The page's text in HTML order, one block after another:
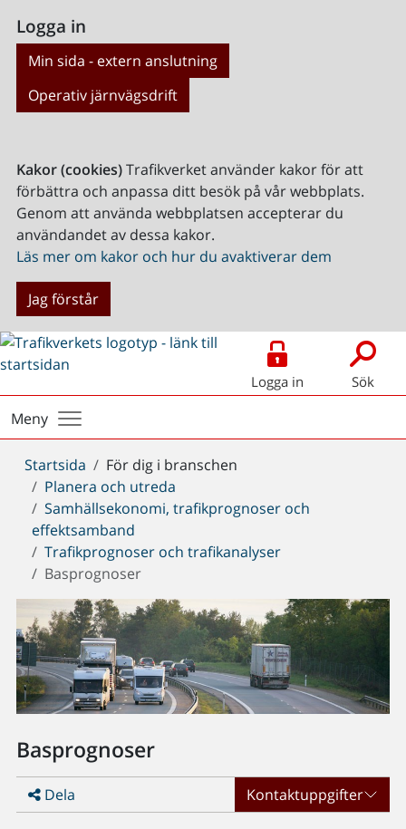
Logga in
Min sida - extern anslutning
Operativ järnvägsdrift
Kakor (cookies)Trafikverket använder kakor för att
förbättra och anpassa ditt besök på vår webbplats.
Genom att använda webbplatsen accepterar du
användandet av dessa kakor.
Läs mer om kakor och hur du avaktiverar dem
Jag förstår
Logga in Sök
Meny
Du
är
här:
Startsida
För dig i branschen
Planera och utreda
Samhällsekonomi, trafikprognoser och
effektsamband
Trafikprognoser och trafikanalyser
Basprognoser
Basprognoser
Dela Kontaktuppgifter